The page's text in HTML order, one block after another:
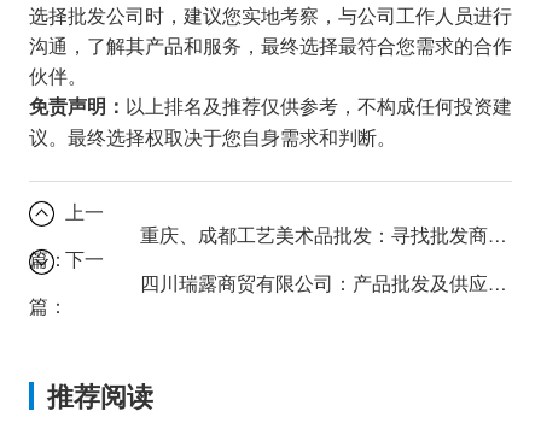
选择批发公司时，建议您实地考察，与公司工作人员进行
沟通，了解其产品和服务，最终选择最符合您需求的合作
伙伴。
免责声明： 以上排名及推荐仅供参考，不构成任何投资建
议。最终选择权取决于您自身需求和判断。
上一
篇：
重庆、成都工艺美术品批发：寻找批发商的技巧是什么？
下一
篇：
四川瑞露商贸有限公司：产品批发及供应链管理服务
推荐阅读